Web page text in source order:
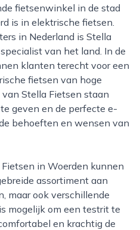
is in elektrische fietsen.
in Nederland is Stella
van het land. In de
klanten terecht voor een
fietsen van hoge
Stella Fietsen staan
geven en de perfecte e-
behoeften en wensen van
assortiment aan
maar ook verschillende
mogelijk om een testrit te
en krachtig de